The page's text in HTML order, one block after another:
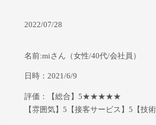
2022/07/28
名前:miさん （女性/40代/会社員）
日時：2021/6/9
評価：【総合】5★★★★★
【雰囲気】5【接客サービス】5【技